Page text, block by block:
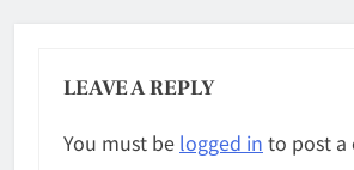
LEAVE A REPLY
You must be logged in to post a